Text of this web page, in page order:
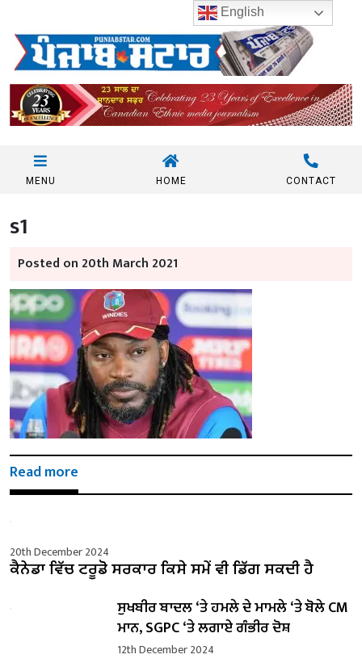
MENU HOME CONTACT
s1
Posted on 20th March 2021
Read more
20th December 2024
ਕੈਨੇਡਾ ਵਿੱਚ ਟਰੂਡੋ ਸਰਕਾਰ ਕਿਸੇ ਸਮੇਂ ਵੀ ਡਿੱਗ ਸਕਦੀ ਹੈ
ਸੁਖਬੀਰ ਬਾਦਲ ‘ਤੇ ਹਮਲੇ ਦੇ ਮਾਮਲੇ ‘ਤੇ ਬੋਲੇ ​​CM
ਮਾਨ, SGPC ‘ਤੇ ਲਗਾਏ ਗੰਭੀਰ ਦੋਸ਼
12th December 2024
English